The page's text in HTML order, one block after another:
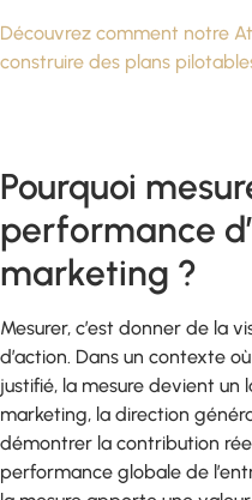
Découvrez comment notre
construire des plans
Pourquoi
performance
marketing ?
Mesurer, c’est donner de la
d’action. Dans un contexte
justifié, la mesure devient
marketing, la direction
démontrer la contribution
performance globale de